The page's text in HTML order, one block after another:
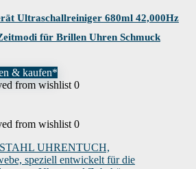
Ultraschallreiniger 680ml 42,000Hz
für Brillen Uhren Schmuck
& kaufen*
from wishlist 0
from wishlist 0